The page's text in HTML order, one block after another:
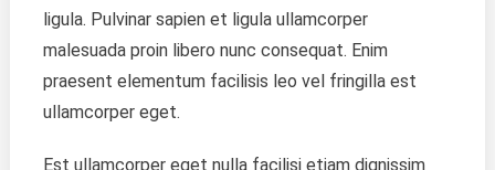
ligula. Pulvinar sapien et ligula ullamcorper
malesuada proin libero nunc consequat. Enim
praesent elementum facilisis leo vel fringilla est
ullamcorper eget.
Est ullamcorper eget nulla facilisi etiam dignissim